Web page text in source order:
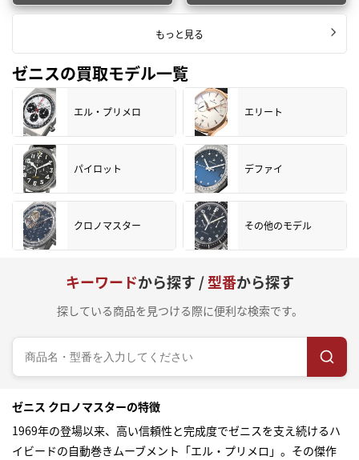
もっと見る
ゼニスの買取モデル一覧
エル・プリメロ エリート
パイロット デファイ
クロノマスター その他のモデル
キーワードから探す /型番から探す
探している商品を見つける際に便利な検索です。
ゼニス クロノマスターの特徴
1969年の登場以来、高い信頼性と完成度でゼニスを支え続けるハ
イビードの自動巻きムーブメント「エル・プリメロ」。その傑作